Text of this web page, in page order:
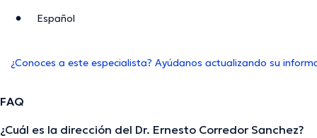
Español
¿Conoces a este especialista? Ayúdanos actualizando su
FAQ
¿Cuál es la dirección del Dr. Ernesto Corredor Sanchez?